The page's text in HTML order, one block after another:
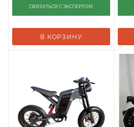
СВЯЗАТЬСЯ С ЭКСПЕРТОМ
В КОРЗИНУ